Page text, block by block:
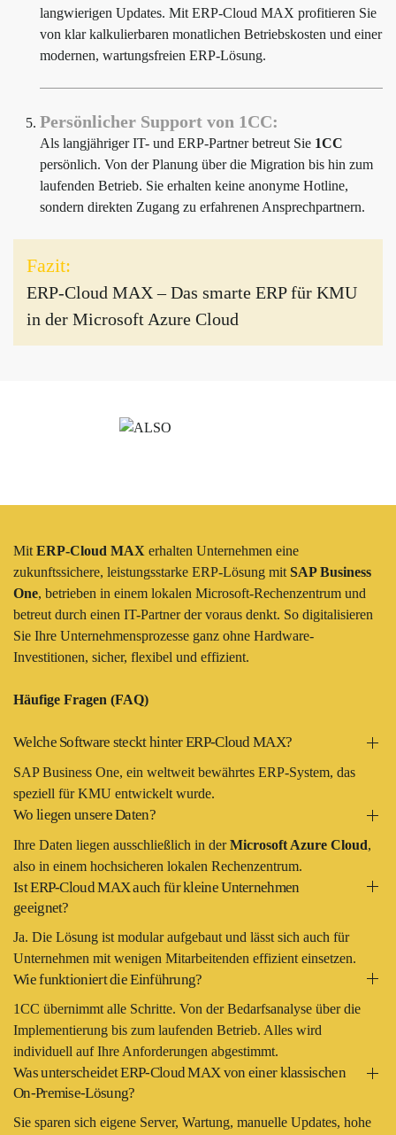
langwierigen Updates. Mit ERP-Cloud MAX profitieren Sie
von klar kalkulierbaren monatlichen Betriebskosten und einer
modernen, wartungsfreien ERP-Lösung.
Persönlicher Support von 1CC:
Als langjähriger IT- und ERP-Partner betreut Sie 1CC
persönlich. Von der Planung über die Migration bis hin zum
laufenden Betrieb. Sie erhalten keine anonyme Hotline,
sondern direkten Zugang zu erfahrenen Ansprechpartnern.
Fazit:
ERP-Cloud MAX – Das smarte ERP für KMU
in der Microsoft Azure Cloud
Mit ERP-Cloud MAX erhalten Unternehmen eine
zukunftssichere, leistungsstarke ERP-Lösung mit SAP Business
One, betrieben in einem lokalen Microsoft-Rechenzentrum und
betreut durch einen IT-Partner der voraus denkt. So digitalisieren
Sie Ihre Unternehmensprozesse ganz ohne Hardware-
Investitionen, sicher, flexibel und effizient.
Häufige Fragen (FAQ)
Welche Software steckt hinter ERP-Cloud MAX?
SAP Business One, ein weltweit bewährtes ERP-System, das
speziell für KMU entwickelt wurde.
Wo liegen unsere Daten?
Ihre Daten liegen ausschließlich in derMicrosoft Azure Cloud,
also in einem hochsicheren lokalen Rechenzentrum.
Ist ERP-Cloud MAX auch für kleine Unternehmen
geeignet?
Ja. Die Lösung ist modular aufgebaut und lässt sich auch für
Unternehmen mit wenigen Mitarbeitenden effizient einsetzen.
Wie funktioniert die Einführung?
1CC übernimmt alle Schritte. Von der Bedarfsanalyse über die
Implementierung bis zum laufenden Betrieb. Alles wird
individuell auf Ihre Anforderungen abgestimmt.
Was unterscheidet ERP-Cloud MAX von einer klassischen
On-Premise-Lösung?
Sie sparen sich eigene Server, Wartung, manuelle Updates, hohe